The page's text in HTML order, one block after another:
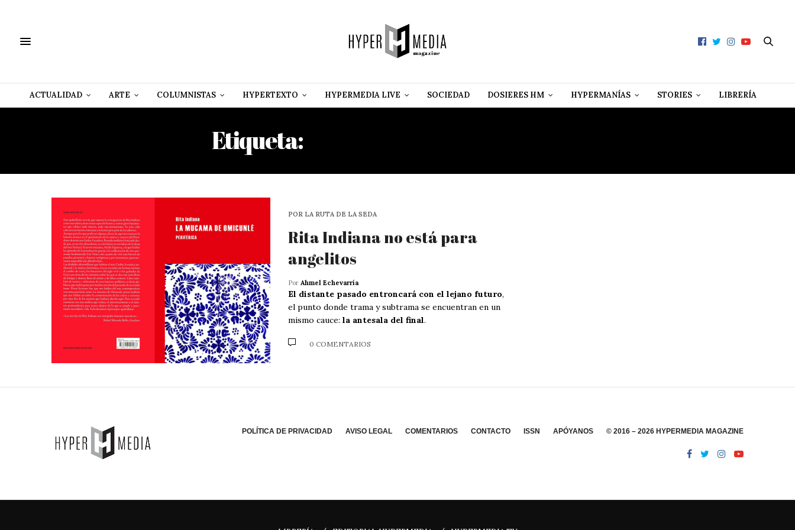
ACTUALIDAD ARTE COLUMNISTAS HYPERTEXTO HYPERMEDIA LIVE SOCIEDAD DOSIERES HM HYPERMANÍAS STORIES LIBRERÍA
Etiqueta:
POR LA RUTA DE LA SEDA
Rita Indiana no está para
angelitos
Por Ahmel Echevarría
El distante pasado entroncará con el lejano futuro,
el punto donde trama y subtrama se encuentran en un
mismo cauce: la antesala del final.
0 COMENTARIOS
POLÍTICA DE PRIVACIDAD AVISO LEGAL COMENTARIOS CONTACTO ISSN APÓYANOS © 2016 – 2026 HYPERMEDIA MAGAZINE